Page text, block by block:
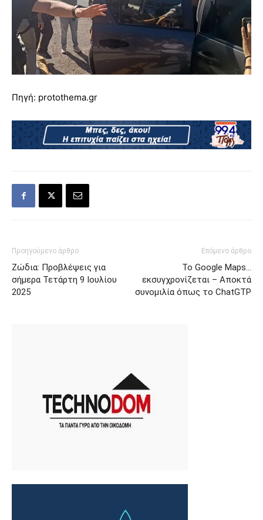
Πηγή: protothema.gr
Προηγούμενο άρθρο
Ζώδια: Προβλέψεις για
σήμερα Τετάρτη 9 Ιουλίου
2025
Επόμενο άρθρο
Το Google Maps…
εκσυγχρονίζεται – Αποκτά
συνομιλία όπως το ChatGTP